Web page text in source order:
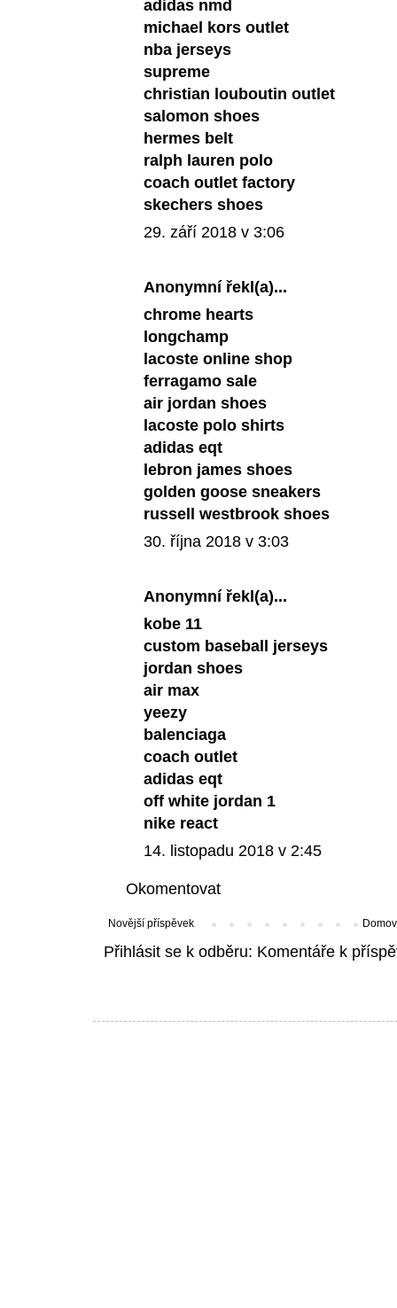
adidas nmd
michael kors outlet
nba jerseys
supreme
christian louboutin outlet
salomon shoes
hermes belt
ralph lauren polo
coach outlet factory
skechers shoes
29. září 2018 v 3:06
Anonymní řekl(a)...
chrome hearts
longchamp
lacoste online shop
ferragamo sale
air jordan shoes
lacoste polo shirts
adidas eqt
lebron james shoes
golden goose sneakers
russell westbrook shoes
30. října 2018 v 3:03
Anonymní řekl(a)...
kobe 11
custom baseball jerseys
jordan shoes
air max
yeezy
balenciaga
coach outlet
adidas eqt
off white jordan 1
nike react
14. listopadu 2018 v 2:45
Okomentovat
Novější příspěvek
Přihlásit se k odběru: Komentáře k